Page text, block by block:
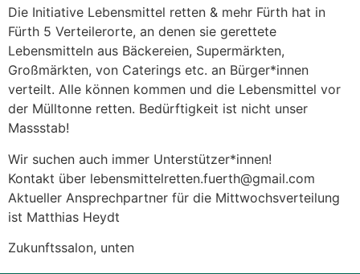
Die Initiative Lebensmittel retten & mehr Fürth hat in
Fürth 5 Verteilerorte, an denen sie gerettete
Lebensmitteln aus Bäckereien, Supermärkten,
Großmärkten, von Caterings etc. an Bürger*innen
verteilt. Alle können kommen und die Lebensmittel vor
der Mülltonne retten. Bedürftigkeit ist nicht unser
Massstab!
Wir suchen auch immer Unterstützer*innen!
Kontakt über lebensmittelretten.fuerth@gmail.com
Aktueller Ansprechpartner für die Mittwochsverteilung
ist Matthias Heydt
Zukunftssalon, unten